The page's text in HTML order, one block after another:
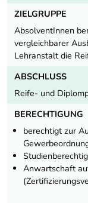
ZIELGRUPPE
AbsolventInnen
vergleichbarer
Lehranstalt die
ABSCHLUSS
Reife- und
BERECHTIGUNG
berechtigt zur
Anwartschaft